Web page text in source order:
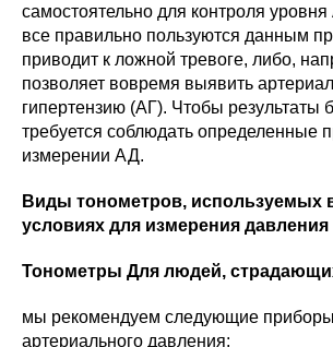
самостоятельно для контроля
все правильно пользуются данным
приводит к ложной тревоге, либо,
позволяет вовремя выявить
гипертензию (АГ). Чтобы результаты
требуется соблюдать определенные
измерении АД.
Виды тонометров, используемых
условиях для измерения давления
Тонометры Для людей,
мы рекомендуем следующие
артериального давления: